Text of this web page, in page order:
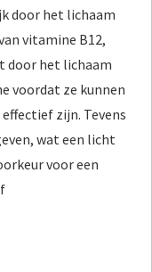
door het lichaam
vitamine B12,
door het lichaam
voordat ze kunnen
zijn. Tevens
wat een licht
voor een